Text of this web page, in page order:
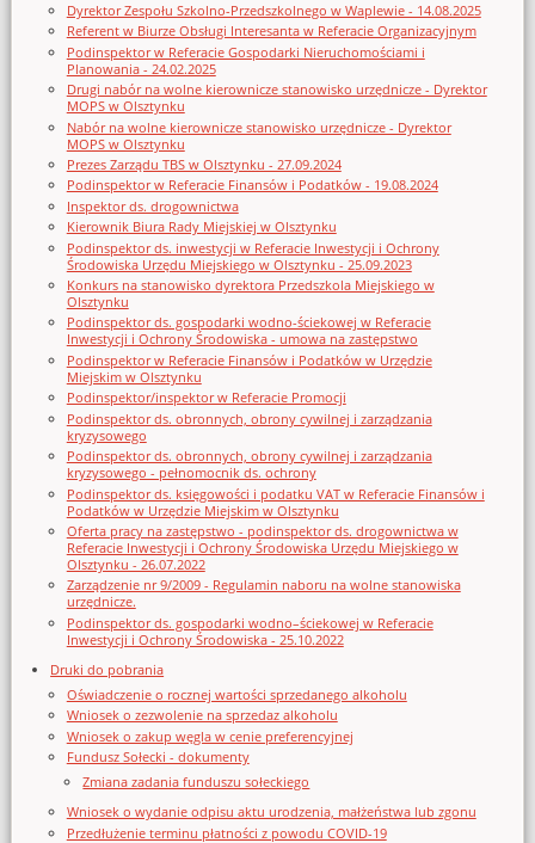
Dyrektor Zespołu Szkolno-Przedszkolnego w Waplewie - 14.08.2025
Referent w Biurze Obsługi Interesanta w Referacie Organizacyjnym
Podinspektor w Referacie Gospodarki Nieruchomościami i
Planowania - 24.02.2025
Drugi nabór na wolne kierownicze stanowisko urzędnicze - Dyrektor
MOPS w Olsztynku
Nabór na wolne kierownicze stanowisko urzędnicze - Dyrektor
MOPS w Olsztynku
Prezes Zarządu TBS w Olsztynku - 27.09.2024
Podinspektor w Referacie Finansów i Podatków - 19.08.2024
Inspektor ds. drogownictwa
Kierownik Biura Rady Miejskiej w Olsztynku
Podinspektor ds. inwestycji w Referacie Inwestycji i Ochrony
Środowiska Urzędu Miejskiego w Olsztynku - 25.09.2023
Konkurs na stanowisko dyrektora Przedszkola Miejskiego w
Olsztynku
Podinspektor ds. gospodarki wodno-ściekowej w Referacie
Inwestycji i Ochrony Środowiska - umowa na zastępstwo
Podinspektor w Referacie Finansów i Podatków w Urzędzie
Miejskim w Olsztynku
Podinspektor/inspektor w Referacie Promocji
Podinspektor ds. obronnych, obrony cywilnej i zarządzania
kryzysowego
Podinspektor ds. obronnych, obrony cywilnej i zarządzania
kryzysowego - pełnomocnik ds. ochrony
Podinspektor ds. księgowości i podatku VAT w Referacie Finansów i
Podatków w Urzędzie Miejskim w Olsztynku
Oferta pracy na zastępstwo - podinspektor ds. drogownictwa w
Referacie Inwestycji i Ochrony Środowiska Urzędu Miejskiego w
Olsztynku - 26.07.2022
Zarządzenie nr 9/2009 - Regulamin naboru na wolne stanowiska
urzędnicze.
Podinspektor ds. gospodarki wodno–ściekowej w Referacie
Inwestycji i Ochrony Środowiska - 25.10.2022
Druki do pobrania
Oświadczenie o rocznej wartości sprzedanego alkoholu
Wniosek o zezwolenie na sprzedaz alkoholu
Wniosek o zakup węgla w cenie preferencyjnej
Fundusz Sołecki - dokumenty
Zmiana zadania funduszu sołeckiego
Wniosek o wydanie odpisu aktu urodzenia, małżeństwa lub zgonu
Przedłużenie terminu płatności z powodu COVID-19